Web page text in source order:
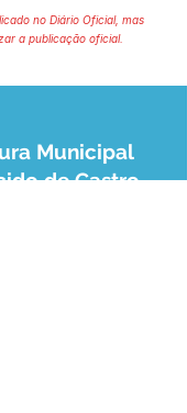
no Diário Oficial, mas
a publicação oficial.
Municipal
de Castro